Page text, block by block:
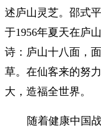
述庐山灵芝。邵式
于1956年夏天在庐
诗：庐山十八面，
草。在仙客来的努
大，造福全世界。
随着健康中国